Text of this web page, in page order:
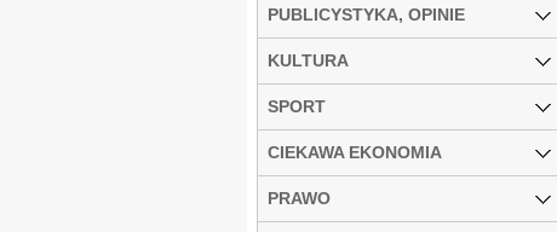
PUBLICYSTYKA, OPINIE
KULTURA
SPORT
CIEKAWA EKONOMIA
PRAWO